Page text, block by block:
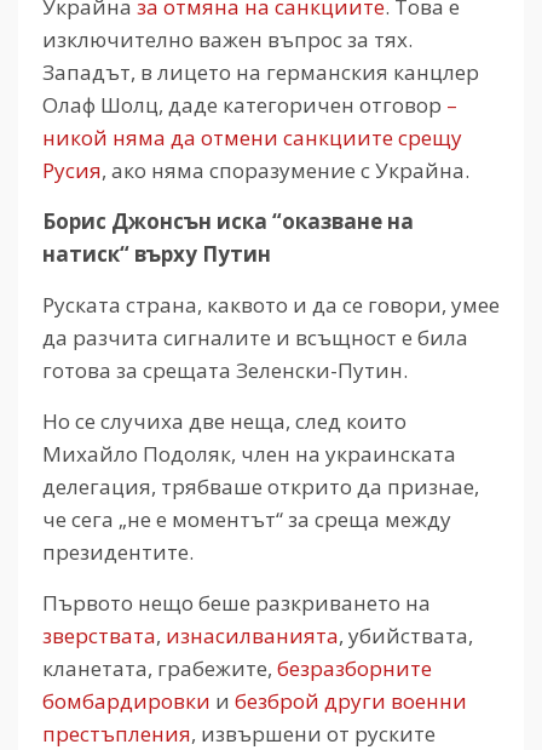
Украйна за отмяна на санкциите. Това е
изключително важен въпрос за тях.
Западът, в лицето на германския канцлер
Олаф Шолц, даде категоричен отговор –
никой няма да отмени санкциите срещу
Русия, ако няма споразумение с Украйна.
Борис Джонсън иска “оказване на
натиск“ върху Путин
Руската страна, каквото и да се говори, умее
да разчита сигналите и всъщност е била
готова за срещата Зеленски-Путин.
Но се случиха две неща, след които
Михайло Подоляк, член на украинската
делегация, трябваше открито да признае,
че сега „не е моментът“ за среща между
президентите.
Първото нещо беше разкриването на
зверствата, изнасилванията, убийствата,
кланетата, грабежите, безразборните
бомбардировки и безброй други военни
престъпления, извършени от руските